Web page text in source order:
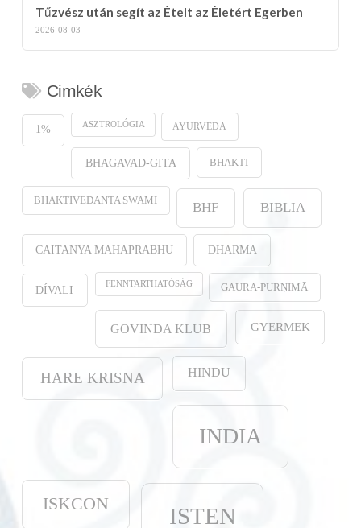
Tűzvész után segít az Ételt az Életért Egerben
2026-08-03
Cimkék
1% ASZTROLÓGIA AYURVEDA
BHAGAVAD-GITA BHAKTI
BHAKTIVEDANTA SWAMI BHF BIBLIA
CAITANYA MAHAPRABHU DHARMA
DÍVALI FENNTARTHATÓSÁG GAURA-PURṆIMĀ
GOVINDA KLUB GYERMEK
HARE KRISNA HINDU
INDIA
ISKCON ISTEN